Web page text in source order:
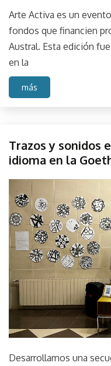
Arte Activa es un
fondos que financien
Austral. Esta edición
en la
más
Evento
Instalación
de sitio
Muestra
Sonido
Sound
Taller
Trazos y sonidos
idioma en la
mayo
20,
2023
parselis
Desarrollamos una